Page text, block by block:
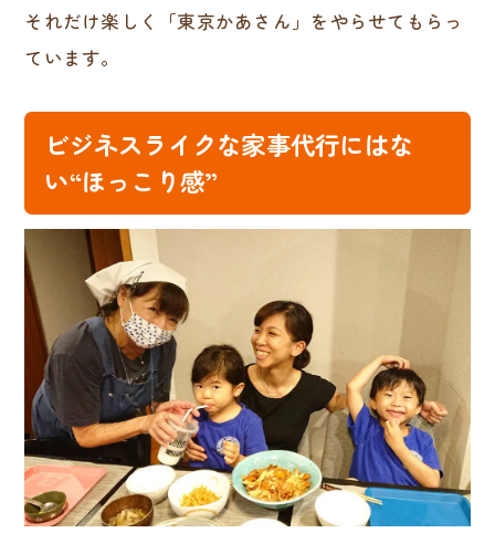
それだけ楽しく「東京かあさん」をやらせてもらっ
ています。
ビジネスライクな家事代行にはな
い“ほっこり感”